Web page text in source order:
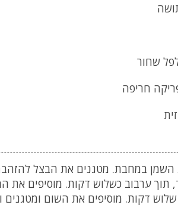
שחור
חריפה
במחבת. מטגנים את הבצל
תוך ערבוב כשלוש דקות. מוסיפים את
שלוש דקות. מוסיפים את השום